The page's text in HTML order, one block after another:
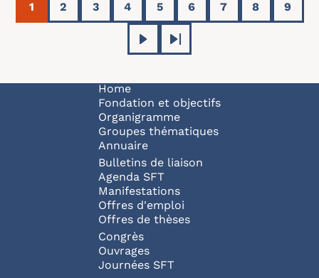
Current page
1 Page
2 Page
3 Page
4 Page
5 Page
6 Page
7 Page
8 Page
9
Next pageLast page
Navigation principale
Home
Fondation et objectifs
Organigramme
Groupes thématiques
Annuaire
Bulletins de liaison
Agenda SFT
Manifestations
Offres d'emploi
Offres de thèses
Congrès
Ouvrages
Journées SFT